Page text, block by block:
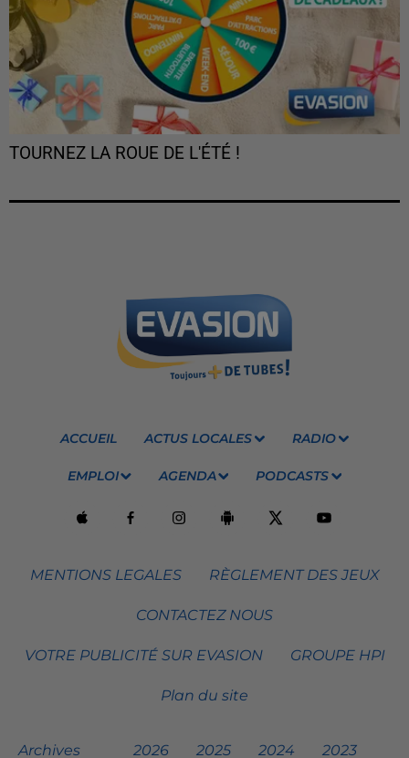
TOURNEZ LA ROUE DE L'ÉTÉ !
ACCUEIL ACTUS LOCALES RADIO
EMPLOI AGENDA PODCASTS
MENTIONS LEGALES RÈGLEMENT DES JEUX
CONTACTEZ NOUS
VOTRE PUBLICITÉ SUR EVASION GROUPE HPI
Plan du site
Archives 2026 2025 2024 2023